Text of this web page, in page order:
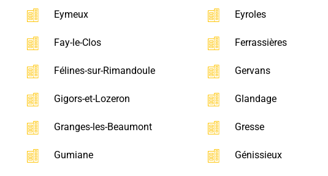
Eymeux Eyroles
Fay-le-Clos Ferrassières
Félines-sur-Rimandoule Gervans
Gigors-et-Lozeron Glandage
Granges-les-Beaumont Gresse
Gumiane Génissieux